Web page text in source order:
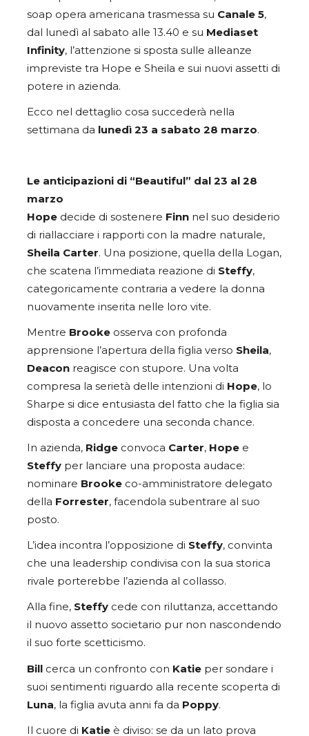
soap opera americana trasmessa su Canale 5,
dal lunedì al sabato alle 13.40 e su Mediaset
Infinity, l’attenzione si sposta sulle alleanze
impreviste tra Hope e Sheila e sui nuovi assetti di
potere in azienda.
Ecco nel dettaglio cosa succederà nella
settimana da lunedì 23 a sabato 28 marzo.
Le anticipazioni di “Beautiful” dal 23 al 28
marzo
Hope decide di sostenere Finn nel suo desiderio
di riallacciare i rapporti con la madre naturale,
Sheila Carter. Una posizione, quella della Logan,
che scatena l’immediata reazione di Steffy,
categoricamente contraria a vedere la donna
nuovamente inserita nelle loro vite.
Mentre Brooke osserva con profonda
apprensione l’apertura della figlia verso Sheila,
Deacon reagisce con stupore. Una volta
compresa la serietà delle intenzioni di Hope, lo
Sharpe si dice entusiasta del fatto che la figlia sia
disposta a concedere una seconda chance.
In azienda, Ridge convoca Carter, Hope e
Steffy per lanciare una proposta audace:
nominare Brooke co-amministratore delegato
della Forrester, facendola subentrare al suo
posto.
L’idea incontra l’opposizione di Steffy, convinta
che una leadership condivisa con la sua storica
rivale porterebbe l’azienda al collasso.
Alla fine, Steffy cede con riluttanza, accettando
il nuovo assetto societario pur non nascondendo
il suo forte scetticismo.
Bill cerca un confronto con Katie per sondare i
suoi sentimenti riguardo alla recente scoperta di
Luna, la figlia avuta anni fa da Poppy.
Il cuore di Katie è diviso: se da un lato prova